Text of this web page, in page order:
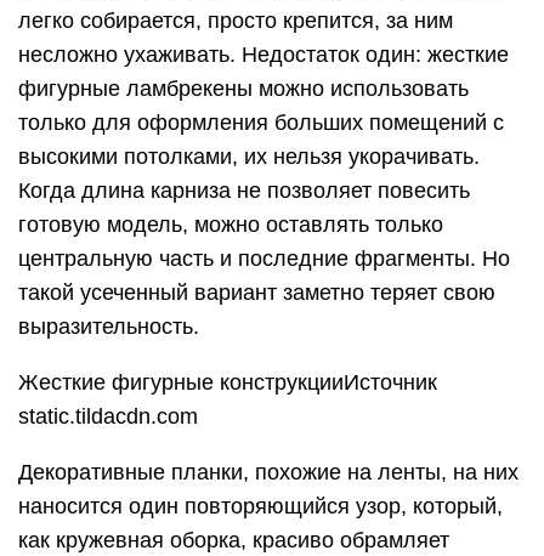
легко собирается, просто крепится, за ним
несложно ухаживать. Недостаток один: жесткие
фигурные ламбрекены можно использовать
только для оформления больших помещений с
высокими потолками, их нельзя укорачивать.
Когда длина карниза не позволяет повесить
готовую модель, можно оставлять только
центральную часть и последние фрагменты. Но
такой усеченный вариант заметно теряет свою
выразительность.
Жесткие фигурные конструкцииИсточник
static.tildacdn.com
Декоративные планки, похожие на ленты, на них
наносится один повторяющийся узор, который,
как кружевная оборка, красиво обрамляет